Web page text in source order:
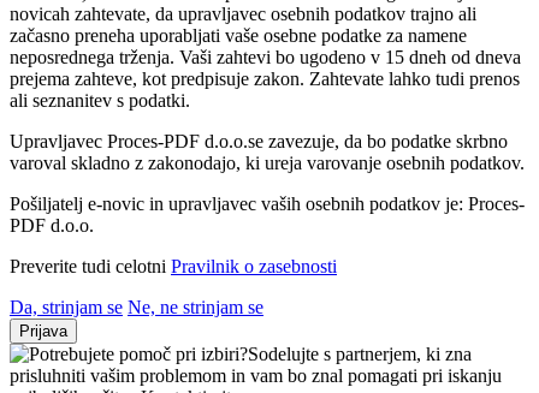
novicah zahtevate, da upravljavec osebnih podatkov trajno ali
začasno preneha uporabljati vaše osebne podatke za namene
neposrednega trženja. Vaši zahtevi bo ugodeno v 15 dneh od dneva
prejema zahteve, kot predpisuje zakon. Zahtevate lahko tudi prenos
ali seznanitev s podatki.
Upravljavec Proces-PDF d.o.o.se zavezuje, da bo podatke skrbno
varoval skladno z zakonodajo, ki ureja varovanje osebnih podatkov.
Pošiljatelj e-novic in upravljavec vaših osebnih podatkov je: Proces-
PDF d.o.o.
Preverite tudi celotni Pravilnik o zasebnosti
Da, strinjam se Ne, ne strinjam se
Prijava